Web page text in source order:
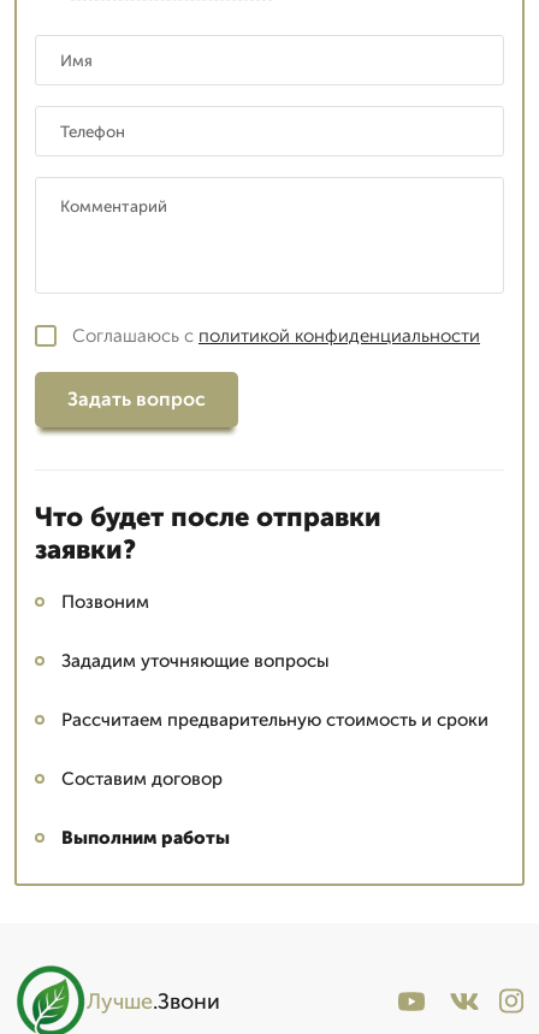
Соглашаюсь с политикой конфиденциальности
Задать вопрос
Что будет после отправки
заявки?
Позвоним
Зададим уточняющие вопросы
Рассчитаем предварительную стоимость и сроки
Составим договор
Выполним работы
Лучше.Звони